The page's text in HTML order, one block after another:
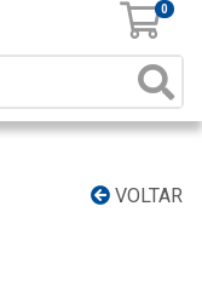
0
VOLTAR